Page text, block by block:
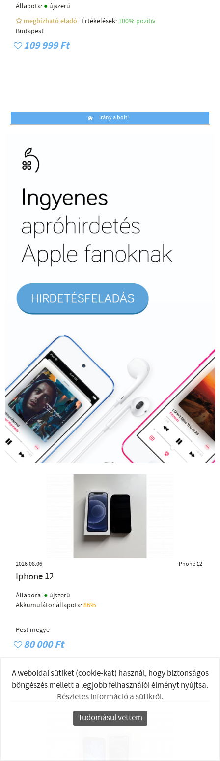
Állapota: ● újszerű
megbízható eladó
Értékelések: 100% pozítiv
Budapest
109 999 Ft
Irány a bolt!
2026.08.06 iPhone 12
Iphone 12
Állapota: ● újszerű
Akkumulátor állapota:86%
Pest megye
80 000 Ft
A weboldal sütiket (cookie-kat) használ, hogy biztonságos
böngészés mellett a legjobb felhasználói élményt nyújtsa.
Részletes információ a sütikről.
Tudomásul vettem